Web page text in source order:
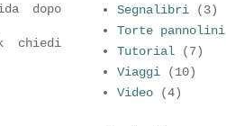
dopo
chiedi
Segnalibri
(3)
Torte pannolini
Tutorial
(7)
Viaggi
(10)
Video
(4)